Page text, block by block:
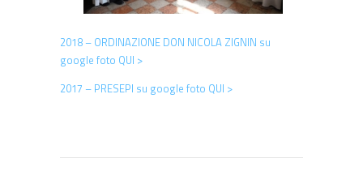
2018 – ORDINAZIONE DON NICOLA ZIGNIN su
google foto QUI >
2017 – PRESEPI su google foto QUI >